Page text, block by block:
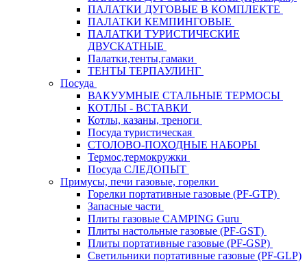
ПАЛАТКИ ДУГОВЫЕ В КОМПЛЕКТЕ
ПАЛАТКИ КЕМПИНГОВЫЕ
ПАЛАТКИ ТУРИСТИЧЕСКИЕ
ДВУСКАТНЫЕ
Палатки,тенты,гамаки
ТЕНТЫ ТЕРПАУЛИНГ
Посуда
ВАКУУМНЫЕ СТАЛЬНЫЕ ТЕРМОСЫ
КОТЛЫ - ВСТАВКИ
Котлы, казаны, треноги
Посуда туристическая
СТОЛОВО-ПОХОДНЫЕ НАБОРЫ
Термос,термокружки
Посуда СЛЕДОПЫТ
Примусы, печи газовые, горелки
Горелки портативные газовые (PF-GTP)
Запасные части
Плиты газовые CAMPING Guru
Плиты настольные газовые (PF-GST)
Плиты портативные газовые (PF-GSP)
Светильники портативные газовые (PF-GLP)